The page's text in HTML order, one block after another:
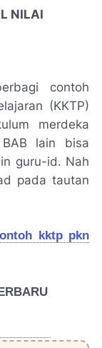
NILAI
contoh
(KKTP)
merdeka
lain bisa
guru-id. Nah
pada tautan
kktp pkn